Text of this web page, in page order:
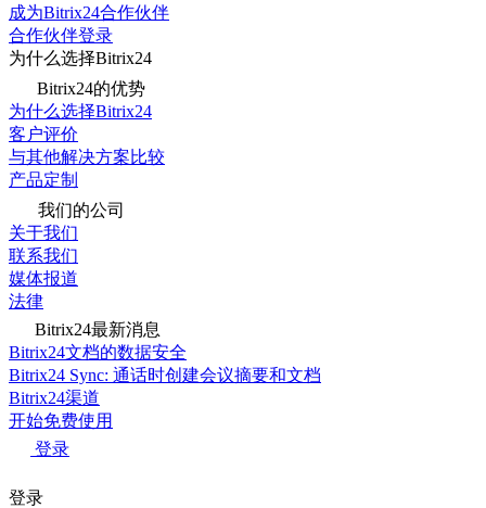
成为Bitrix24合作伙伴
合作伙伴登录
为什么选择Bitrix24
Bitrix24的优势
为什么选择Bitrix24
客户评价
与其他解决方案比较
产品定制
我们的公司
关于我们
联系我们
媒体报道
法律
Bitrix24最新消息
Bitrix24文档的数据安全
Bitrix24 Sync: 通话时创建会议摘要和文档
Bitrix24渠道
开始免费使用
登录
登录